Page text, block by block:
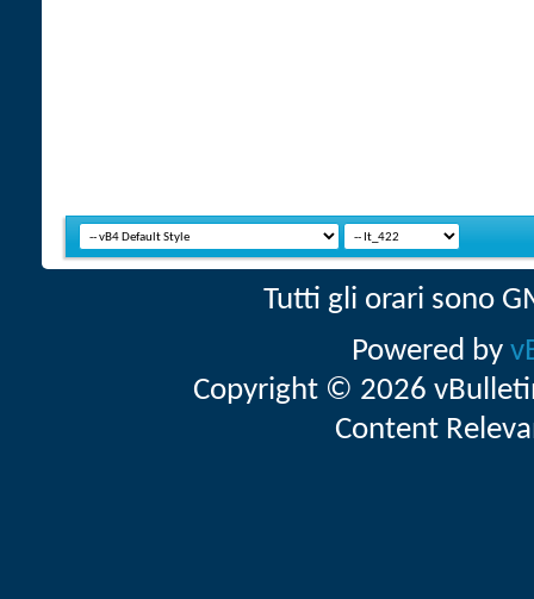
Tutti gli orari sono
Powered by
Copyright © 2026
Content